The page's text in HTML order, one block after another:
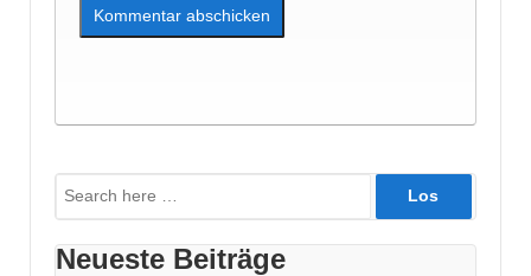
Suche
nach:
Neueste Beiträge